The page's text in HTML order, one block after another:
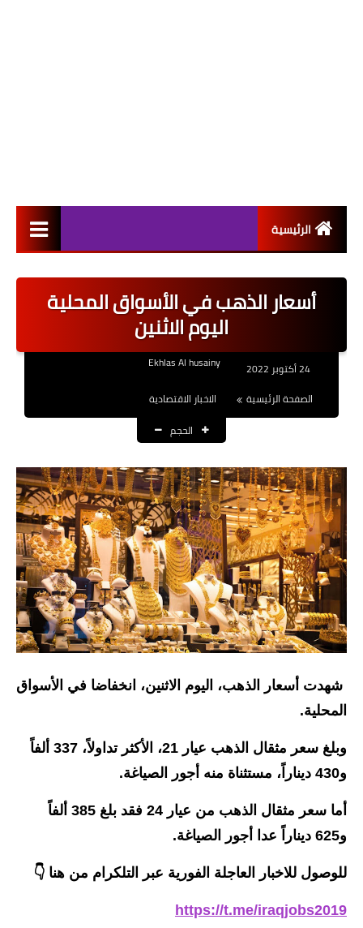
الرئيسية
اخبار القطاع العام
اخبار القطاع الخاص
العقود والاجور اليومية
الرواتب
القروض والسلف
المنح المالية
قطع الاراضي
اخبار العراق
الاخبار السياسية
الاخبار الاقتصادية
اخبار وقرارات وزارة التربية
أسعار الذهب في الأسواق المحلية
اليوم الاثنين
24 أكتوبر 2022
Ekhlas Al husainy
الصفحة الرئيسية
الاخبار الاقتصادية
الحجم
شهدت أسعار الذهب، اليوم الاثنين، انخفاضا في الأسواق
المحلية.
وبلغ سعر مثقال الذهب عيار 21، الأكثر تداولاً، 337 ألفاً
و430 ديناراً، مستثناة منه أجور الصياغة.
أما سعر مثقال الذهب من عيار 24 فقد بلغ 385 ألفاً
و625 ديناراً عدا أجور الصياغة.
للوصول للاخبار العاجلة الفورية عبر التلكرام من هنا 👇
https://t.me/iraqjobs2019